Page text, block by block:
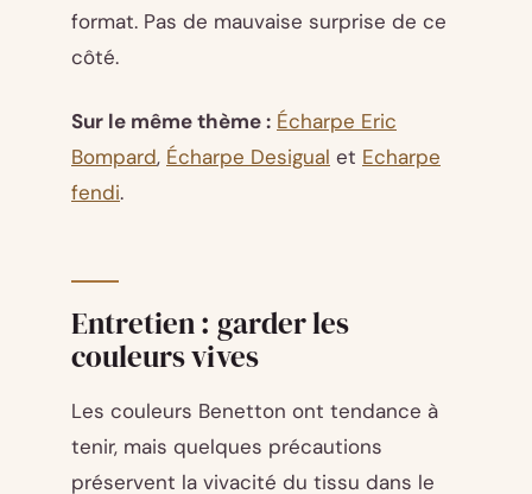
format. Pas de mauvaise surprise de ce
côté.
Sur le même thème : Écharpe Eric
Bompard, Écharpe Desigual et Echarpe
fendi.
Entretien : garder les
couleurs vives
Les couleurs Benetton ont tendance à
tenir, mais quelques précautions
préservent la vivacité du tissu dans le